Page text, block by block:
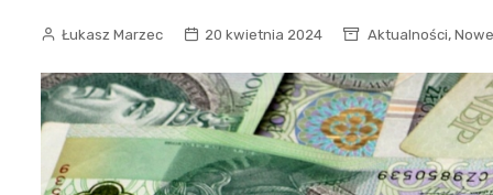
Łukasz Marzec 20 kwietnia 2024 Aktualności,